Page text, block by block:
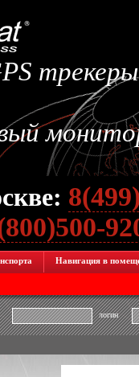
Навигация в
логин